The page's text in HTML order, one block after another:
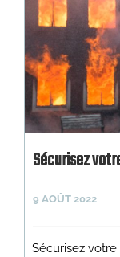
Sécurisez
9 AOÛT 2022
Sécurisez